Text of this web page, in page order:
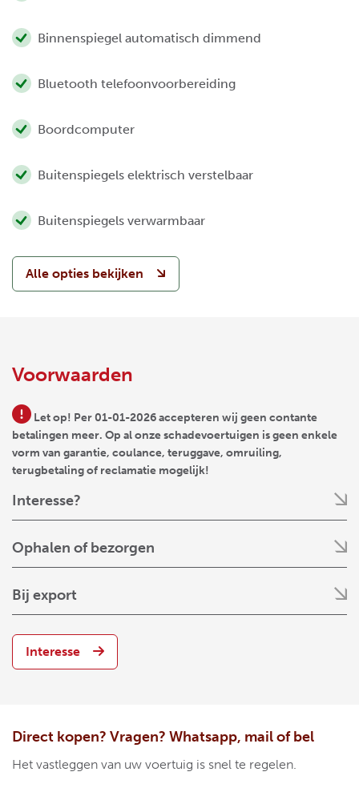
Binnenspiegel automatisch dimmend
Bluetooth telefoonvoorbereiding
Boordcomputer
Buitenspiegels elektrisch verstelbaar
Buitenspiegels verwarmbaar
Alle opties bekijken
Voorwaarden
Let op! Per 01-01-2026 accepteren wij geen contante
betalingen meer. Op al onze schadevoertuigen is geen enkele
vorm van garantie, coulance, teruggave, omruiling,
terugbetaling of reclamatie mogelijk!
Interesse?
Ophalen of bezorgen
Bij export
Interesse
Direct kopen? Vragen? Whatsapp, mail of bel
Het vastleggen van uw voertuig is snel te regelen.